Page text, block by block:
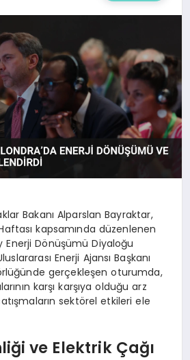
Bakanı Alparslan Bayraktar,
kapsamında düzenlenen
Enerji Dönüşümü Diyaloğu
Enerji Ajansı Başkanı
gerçekleşen oturumda,
karşı karşıya olduğu arz
sektörel etkileri ele
ve Elektrik Çağı